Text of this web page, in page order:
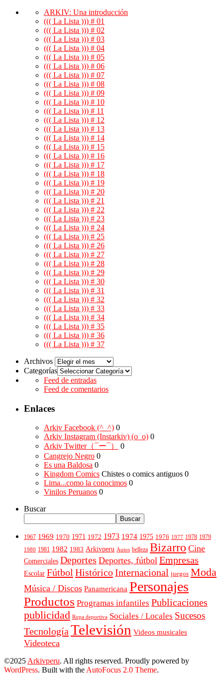
ARKIV: Una introducción
((( La Lista ))) # 01
((( La Lista ))) # 02
((( La Lista ))) # 03
((( La Lista ))) # 04
((( La Lista ))) # 05
((( La Lista ))) # 06
((( La Lista ))) # 07
((( La Lista ))) # 08
((( La Lista ))) # 09
((( La Lista ))) # 10
((( La Lista ))) # 11
((( La Lista ))) # 12
((( La Lista ))) # 13
((( La Lista ))) # 14
((( La Lista ))) # 15
((( La Lista ))) # 16
((( La Lista ))) # 17
((( La Lista ))) # 18
((( La Lista ))) # 19
((( La Lista ))) # 20
((( La Lista ))) # 21
((( La Lista ))) # 22
((( La Lista ))) # 23
((( La Lista ))) # 24
((( La Lista ))) # 25
((( La Lista ))) # 26
((( La Lista ))) # 27
((( La Lista ))) # 28
((( La Lista ))) # 29
((( La Lista ))) # 30
((( La Lista ))) # 31
((( La Lista ))) # 32
((( La Lista ))) # 33
((( La Lista ))) # 34
((( La Lista ))) # 35
((( La Lista ))) # 36
((( La Lista ))) # 37
Archivos
Categorías
Feed de entradas
Feed de comentarios
Enlaces
Arkiv Facebook (^_^) 0
Arkiv Instagram (Instarkiv) (o_o) 0
Arkiv Twitter（¯ー¯）
0
Cangrejo Negro 0
Es una Baldosa 0
Kingdom Comics Chistes o comics antiguos 0
Lima...como la conocimos 0
Vinilos Peruanos 0
Buscar
Buscar
1967 1969 1970 1971 1972 1973 1974 1975 1976 1977 1978 1979
1980 1981 1982 1983 Arkivperu Autos belleza Bizarro Cine
Comerciales Deportes Deportes, fútbol Empresas
Escolar Fútbol HistóricoInternacional juegos Moda
Música / Discos Panamericana Personajes
Productos Programas infantiles Publicaciones
publicidad Ropa deportiva Sociales / Locales Sucesos
Tecnología Televisión Videos musicales
Videoteca
©2025 Arkivperu. All rights reserved. Proudly powered by
WordPress. Built with the AutoFocus 2.0 Theme.